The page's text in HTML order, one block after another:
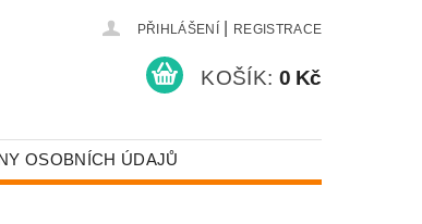
PŘIHLÁŠENÍ REGISTRACE
KOŠÍK: 0 Kč
OSOBNÍCH ÚDAJŮ